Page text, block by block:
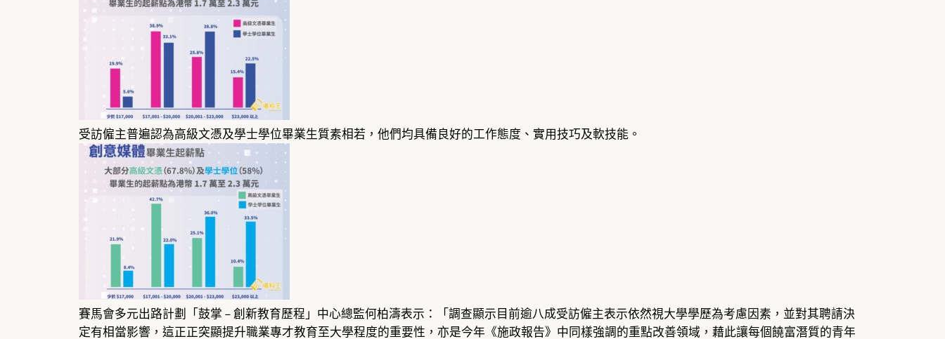
受訪僱主普遍認為高級文憑及學士學位畢業生質素相若，他們均具備良好的工作態度、實用技巧及軟技能。
賽馬會多元出路計劃「鼓掌 – 創新教育歷程」中心總監何柏濤表示：「調查顯示目前逾八成受訪僱主表示依然視大學學歷為考慮因素，並對其聘請決
定有相當影響，這正正突顯提升職業專才教育至大學程度的重要性，亦是今年《施政報告》中同樣強調的重點改善領域，藉此讓每個饒富潛質的青年